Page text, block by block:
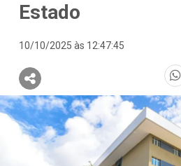
Estado
10/10/2025 às 12:47:45